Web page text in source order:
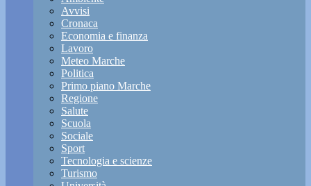
Avvisi
Cronaca
Economia e finanza
Lavoro
Meteo Marche
Politica
Primo piano Marche
Regione
Salute
Scuola
Sociale
Sport
Tecnologia e scienze
Turismo